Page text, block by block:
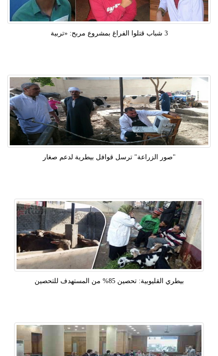
3 شباب قتلوا الفراغ بمشروع مربح: «تربية
"صور الزراعة" ترسل قوافل بيطرية لدعم صغار
بيطري القليوبية: تحصين 85% من المستهدف للتحصين